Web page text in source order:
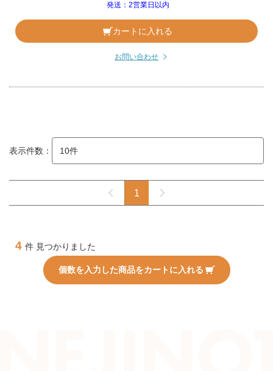
発送：2営業日以内
カートに入れる
お問い合わせ
表示件数：
1
4 件 見つかりました
個数を入力した商品をカートに入れる